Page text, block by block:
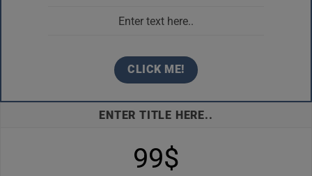
Enter text here..
CLICK ME!
ENTER TITLE HERE..
99$